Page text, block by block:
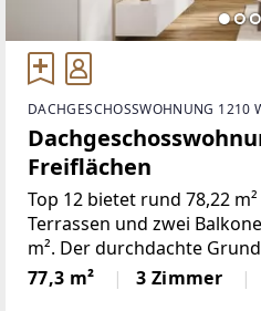
DACHGESCHOSSWOHNUNG 1210
Freiflächen
Top 12 bietet rund 78,22
Terrassen und zwei
m². Der durchdachte
Zimmer und verbindet eine
gut nutzbaren Privat- und
77,3 m² 3 Zimmer